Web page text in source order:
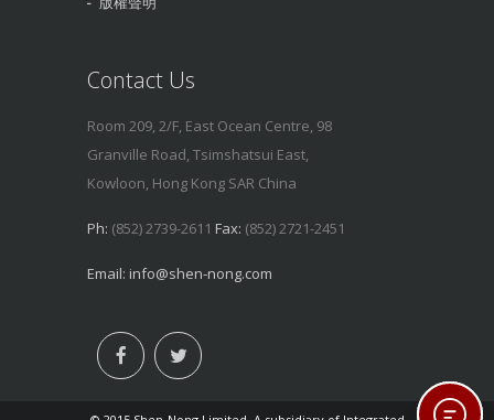
Contact Us
Room 209, 2/F, East Ocean Centre, 98
Granville Road, Tsimshatsui East,
Kowloon, Hong Kong SAR China
Ph: (852) 2739-2611 Fax: (852) 2721-2451
Email: info@shen-nong.com